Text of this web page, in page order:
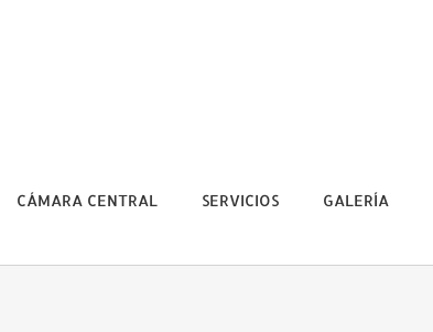
CÁMARA CENTRAL SERVICIOS GALERÍA